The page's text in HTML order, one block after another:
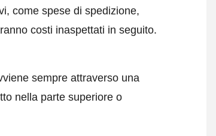
come spese di spedizione,
costi inaspettati in seguito.
sempre attraverso una
nella parte superiore o